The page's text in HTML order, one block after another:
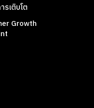
รเติบโต
Growth